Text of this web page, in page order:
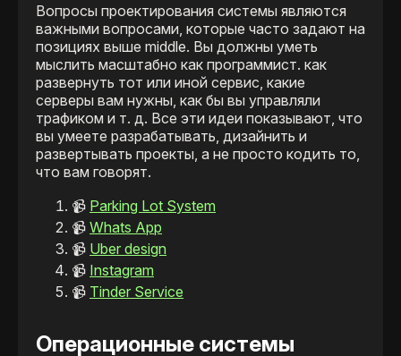
Вопросы проектирования системы являются
важными вопросами, которые часто задают на
позициях выше middle. Вы должны уметь
мыслить масштабно как программист. как
развернуть тот или иной сервис, какие
серверы вам нужны, как бы вы управляли
трафиком и т. д. Все эти идеи показывают, что
вы умеете разрабатывать, дизайнить и
развертывать проекты, а не просто кодить то,
что вам говорят.
📹 Parking Lot System
📹 Whats App
📹 Uber design
📹 Instagram
📹 Tinder Service
Операционные системы